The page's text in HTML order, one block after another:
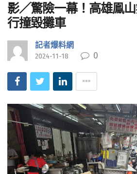
影／驚險一幕！高雄鳯
行撞毀攤車
記者爆料網
2024-11-18 0